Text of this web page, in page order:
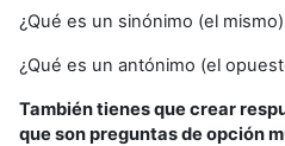
¿Qué es un sinónimo (el mismo)
¿Qué es un antónimo (el
También tienes que crear
que son preguntas de opción